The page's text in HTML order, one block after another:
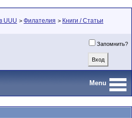
UUU > Филателия > Книги / Статьи
Запомнить?
Menu